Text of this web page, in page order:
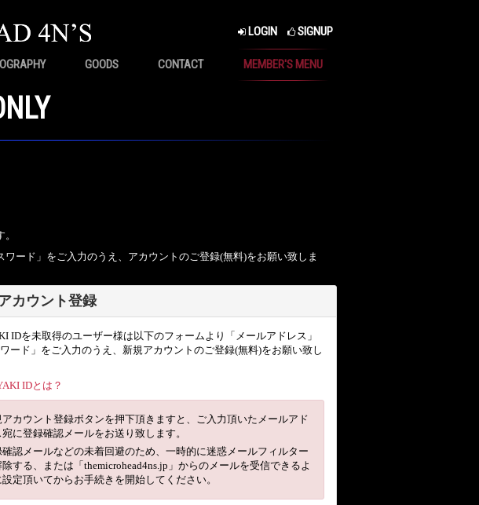
LOGIN SIGNUP
GOODS CONTACT MEMBER'S MENU
ード」をご入力のうえ、アカウントのご登録(無料)をお願い致しま
カウント登録
IDを未取得のユーザー様は以下のフォームより「メールアドレス」
ワード」をご入力のうえ、新規アカウントのご登録(無料)をお願い致し
IDとは？
アカウント登録ボタンを押下頂きますと、ご入力頂いたメールアド
宛に登録確認メールをお送り致します。
確認メールなどの未着回避のため、一時的に迷惑メールフィルター
除する、または「themicrohead4ns.jp」からのメールを受信できるよ
設定頂いてからお手続きを開始してください。